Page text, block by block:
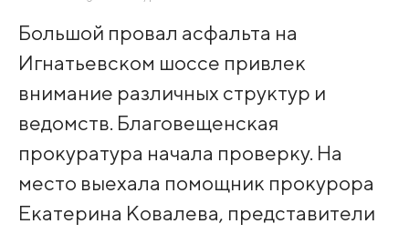
Большой провал асфальта на
Игнатьевском шоссе привлек
внимание различных структур и
ведомств. Благовещенская
прокуратура начала проверку. На
место выехала помощник прокурора
Екатерина Ковалева, представители